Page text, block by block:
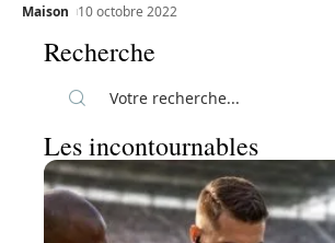
Maison 10 octobre 2022
Recherche
Les incontournables